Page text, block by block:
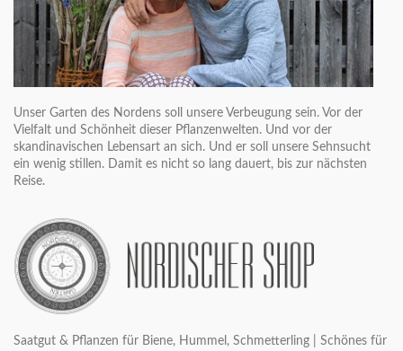
Unser Garten des Nordens soll unsere Verbeugung sein. Vor der
Vielfalt und Schönheit dieser Pflanzenwelten. Und vor der
skandinavischen Lebensart an sich. Und er soll unsere Sehnsucht
ein wenig stillen. Damit es nicht so lang dauert, bis zur nächsten
Reise.
Saatgut & Pflanzen für Biene, Hummel, Schmetterling | Schönes für